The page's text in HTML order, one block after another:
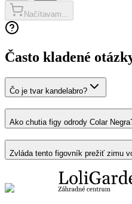
Načítavam...
Často kladené
Čo je tvar kandelabro?
Ako chutia figy odrody Colar
Zvláda tento figovník prežiť zimu